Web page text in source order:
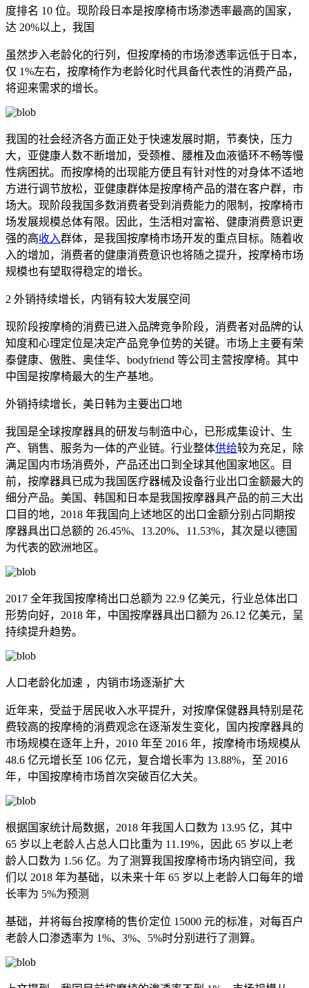
度排名 10 位。现阶段日本是按摩椅市场渗透率最高的国家，
达 20%以上，我国
虽然步入老龄化的行列，但按摩椅的市场渗透率远低于日本，
仅 1%左右，按摩椅作为老龄化时代具备代表性的消费产品，
将迎来需求的增长。
我国的社会经济各方面正处于快速发展时期，节奏快，压力
大，亚健康人数不断增加，受颈椎、腰椎及血液循环不畅等慢
性病困扰。而按摩椅的出现能方便且有针对性的对身体不适地
方进行调节放松，亚健康群体是按摩椅产品的潜在客户群，市
场大。现阶段我国多数消费者受到消费能力的限制，按摩椅市
场发展规模总体有限。因此，生活相对富裕、健康消费意识更
强的高收入群体，是我国按摩椅市场开发的重点目标。随着收
入的增加，消费者的健康消费意识也将随之提升，按摩椅市场
规模也有望取得稳定的增长。
2 外销持续增长，内销有较大发展空间
现阶段按摩椅的消费已进入品牌竞争阶段，消费者对品牌的认
知度和心理定位是决定产品竞争位势的关键。市场上主要有荣
泰健康、傲胜、奥佳华、bodyfriend 等公司主营按摩椅。其中
中国是按摩椅最大的生产基地。
外销持续增长，美日韩为主要出口地
我国是全球按摩器具的研发与制造中心，已形成集设计、生
产、销售、服务为一体的产业链。行业整体供给较为充足，除
满足国内市场消费外，产品还出口到全球其他国家地区。目
前，按摩器具已成为我国医疗器械及设备行业出口金额最大的
细分产品。美国、韩国和日本是我国按摩器具产品的前三大出
口目的地，2018 年我国向上述地区的出口金额分别占同期按
摩器具出口总额的 26.45%、13.20%、11.53%，其次是以德国
为代表的欧洲地区。
2017 全年我国按摩椅出口总额为 22.9 亿美元，行业总体出口
形势向好，2018 年，中国按摩器具出口额为 26.12 亿美元，呈
持续提升趋势。
人口老龄化加速 ，内销市场逐渐扩大
近年来，受益于居民收入水平提升，对按摩保健器具特别是花
费较高的按摩椅的消费观念在逐渐发生变化，国内按摩器具的
市场规模在逐年上升，2010 年至 2016 年，按摩椅市场规模从
48.6 亿元增长至 106 亿元，复合增长率为 13.88%，至 2016
年，中国按摩椅市场首次突破百亿大关。
根据国家统计局数据，2018 年我国人口数为 13.95 亿，其中
65 岁以上老龄人占总人口比重为 11.19%，因此 65 岁以上老
龄人口数为 1.56 亿。为了测算我国按摩椅市场内销空间，我
们以 2018 年为基础，以未来十年 65 岁以上老龄人口每年的增
长率为 5%为预测
基础，并将每台按摩椅的售价定位 15000 元的标准，对每百户
老龄人口渗透率为 1%、3%、5%时分别进行了测算。